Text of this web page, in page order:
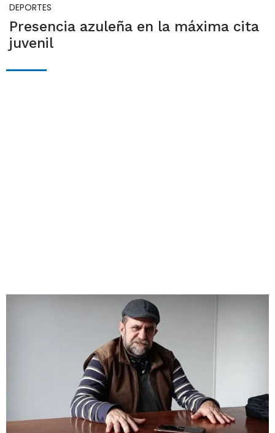
DEPORTES
Presencia azuleña en la máxima cita
juvenil